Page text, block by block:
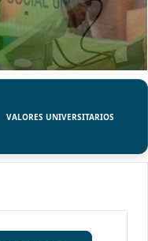
VALORES UNIVERSITARIOS